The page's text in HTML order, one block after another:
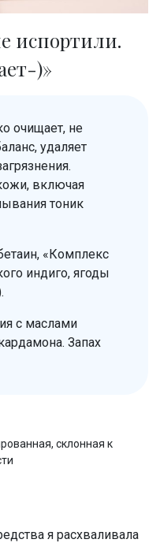
испортили.
)»
очищает, не
удаляет
включая
тоник
«Комплекс
индиго, ягоды
с маслами
Запах
склонная к
я расхваливала